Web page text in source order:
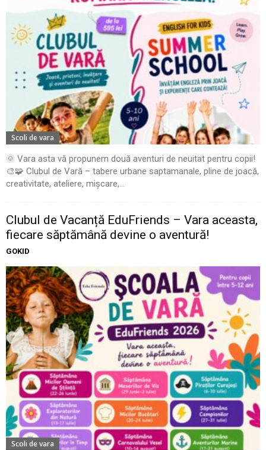
Scoli de vara
🌞 Vara asta vă propunem două aventuri de neuitat pentru copii!
🎨🧩 Clubul de Vară – tabere urbane saptamanale, pline de joacă,
creativitate, ateliere, mișcare,...
Clubul de Vacanță EduFriends – Vara aceasta,
fiecare săptămână devine o aventură!
GOKID
Scoli de vara